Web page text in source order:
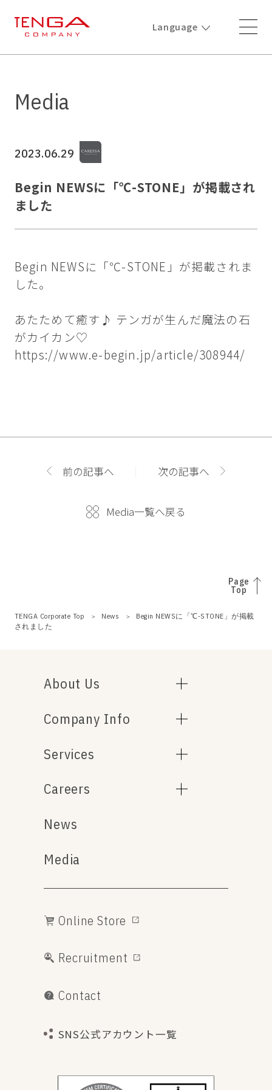
Language
Media
2023.06.29
Begin NEWSに「℃-STONE」が掲載され
ました
Begin NEWSに「℃-STONE」が掲載されま
した。
あたためて癒す♪ テンガが生んだ魔法の石
がカイカン♡
https://www.e-begin.jp/article/308944/
前の記事へ
Media一覧へ戻る
次の記事へ
Page
Top
TENGA Corporate Top News
Begin NEWSに「℃-STONE」が掲載
されました
Online Store
Recruitment
Contact
SNS公式アカウント一覧
About Us
Company Info
Services
Careers
News
Media